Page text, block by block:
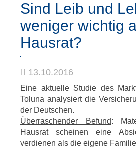
Sind Leib und
weniger wichtig
Hausrat?
13.10.2016
Eine aktuelle Studie des
Toluna analysiert die
der Deutschen.
Überraschender Befund:
Hausrat scheinen eine
verdienen als die eigene